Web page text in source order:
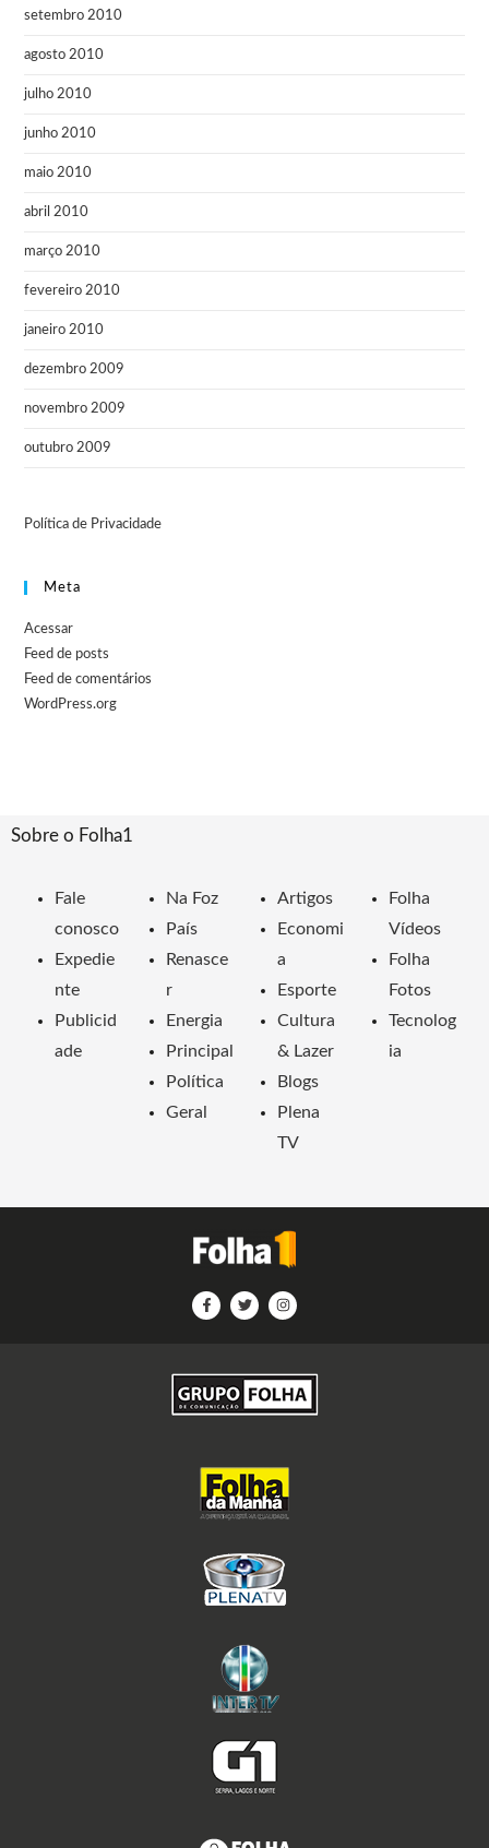
setembro 2010
agosto 2010
julho 2010
junho 2010
maio 2010
abril 2010
março 2010
fevereiro 2010
janeiro 2010
dezembro 2009
novembro 2009
outubro 2009
Política de Privacidade
Meta
Acessar
Feed de posts
Feed de comentários
WordPress.org
Sobre o Folha1
Fale
conosco
Expedie
nte
Publicid
ade
Na Foz
País
Renasce
r
Energia
Principal
Política
Geral
Artigos
Economi
a
Esporte
Cultura
& Lazer
Blogs
Plena
TV
Folha
Vídeos
Folha
Fotos
Tecnolog
ia